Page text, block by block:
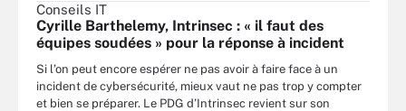
Conseils IT
Cyrille Barthelemy, Intrinsec : « il faut des
équipes soudées » pour la réponse à incident
Si l’on peut encore espérer ne pas avoir à faire face à un
incident de cybersécurité, mieux vaut ne pas trop y compter
et bien se préparer. Le PDG d’Intrinsec revient sur son